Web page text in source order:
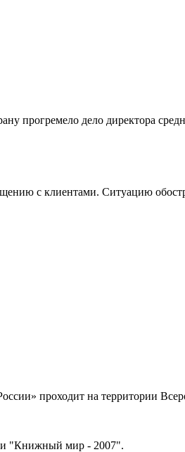
прогремело дело директора
с клиентами. Ситуацию
проходит на территории
"Книжный мир - 2007".